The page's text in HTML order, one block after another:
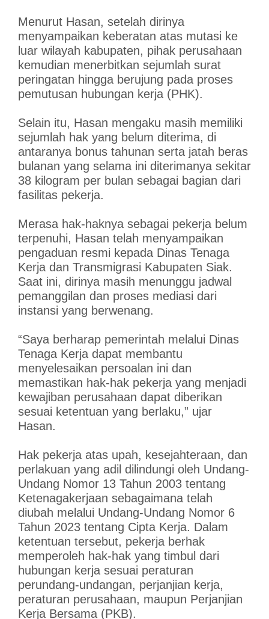
Menurut Hasan, setelah dirinya
menyampaikan keberatan atas mutasi ke
luar wilayah kabupaten, pihak perusahaan
kemudian menerbitkan sejumlah surat
peringatan hingga berujung pada proses
pemutusan hubungan kerja (PHK).
Selain itu, Hasan mengaku masih memiliki
sejumlah hak yang belum diterima, di
antaranya bonus tahunan serta jatah beras
bulanan yang selama ini diterimanya sekitar
38 kilogram per bulan sebagai bagian dari
fasilitas pekerja.
Merasa hak-haknya sebagai pekerja belum
terpenuhi, Hasan telah menyampaikan
pengaduan resmi kepada Dinas Tenaga
Kerja dan Transmigrasi Kabupaten Siak.
Saat ini, dirinya masih menunggu jadwal
pemanggilan dan proses mediasi dari
instansi yang berwenang.
“Saya berharap pemerintah melalui Dinas
Tenaga Kerja dapat membantu
menyelesaikan persoalan ini dan
memastikan hak-hak pekerja yang menjadi
kewajiban perusahaan dapat diberikan
sesuai ketentuan yang berlaku,” ujar
Hasan.
Hak pekerja atas upah, kesejahteraan, dan
perlakuan yang adil dilindungi oleh Undang-
Undang Nomor 13 Tahun 2003 tentang
Ketenagakerjaan sebagaimana telah
diubah melalui Undang-Undang Nomor 6
Tahun 2023 tentang Cipta Kerja. Dalam
ketentuan tersebut, pekerja berhak
memperoleh hak-hak yang timbul dari
hubungan kerja sesuai peraturan
perundang-undangan, perjanjian kerja,
peraturan perusahaan, maupun Perjanjian
Kerja Bersama (PKB).